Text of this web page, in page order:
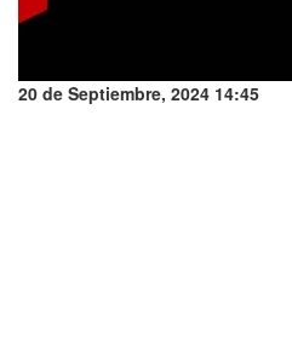
20 de Septiembre, 2024 14:45